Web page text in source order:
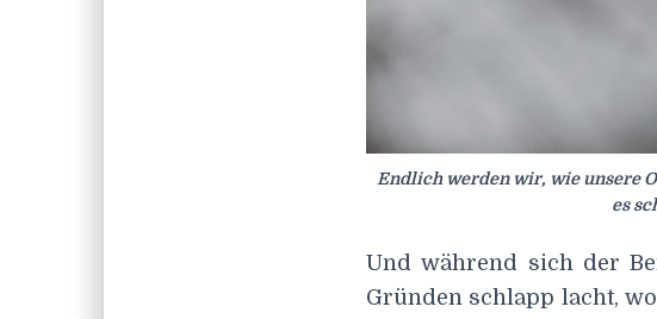
Endlich werden wir, wie unsere
es
Und während sich der
Gründen schlapp lacht,